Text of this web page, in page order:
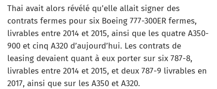
Thai avait alors révélé qu’elle allait signer des
contrats fermes pour six Boeing 777-300ER fermes,
livrables entre 2014 et 2015, ainsi que les quatre A350-
900 et cinq A320 d’aujourd’hui. Les contrats de
leasing devaient quant à eux porter sur six 787-8,
livrables entre 2014 et 2015, et deux 787-9 livrables en
2017, ainsi que sur les A350 et A320.